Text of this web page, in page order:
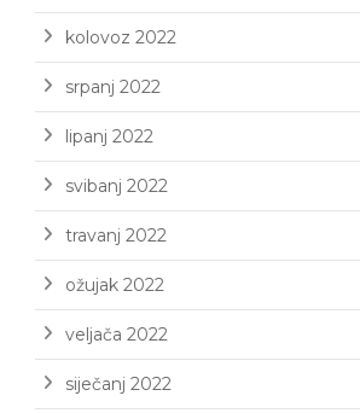
kolovoz 2022
srpanj 2022
lipanj 2022
svibanj 2022
travanj 2022
ožujak 2022
veljača 2022
siječanj 2022